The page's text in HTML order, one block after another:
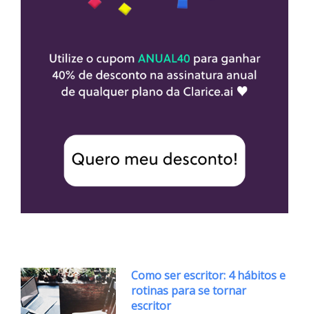
Como ser escritor: 4 hábitos e
rotinas para se tornar
escritor